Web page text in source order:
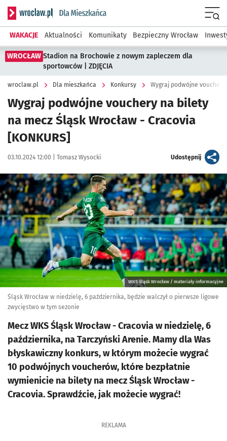
Serwis informacyjny wroclaw.pl podserwis: Dla mieszkańca
WAKACJE Aktualności Komunikaty Bezpieczny Wrocław
WROCŁAW Stadion na Brochowie z nowym zapleczem dla
sportowców | ZDJĘCIA
wroclaw.pl Dla mieszkańca Konkursy Wygraj podwójne
Wygraj podwójne vouchery na bilety
na mecz Śląsk Wrocław - Cracovia
[KONKURS]
Data publikacji:
03.10.2024 12:00 | Autor:
Tomasz Wysocki Udostępnijartykuł
Kliknij, aby powiększyć
WKS Śląsk Wrocław / materiały informacyjne
Śląsk Wrocław w niedzielę, 6 października, będzie walczył o pierwsze ligowe
zwycięstwo w tym sezonie
Mecz WKS Śląsk Wrocław - Cracovia w niedzielę, 6
października, na Tarczyński Arenie. Mamy dla Was
błyskawiczny konkurs, w którym możecie wygrać
10 podwójnych voucherów, które bezpłatnie
wymienicie na bilety na mecz Śląsk Wrocław -
Cracovia. Sprawdźcie, jak możecie wygrać!
REKLAMA